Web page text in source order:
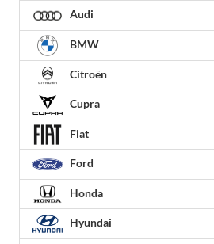
Audi
BMW
Citroën
Cupra
Fiat
Ford
Honda
Hyundai